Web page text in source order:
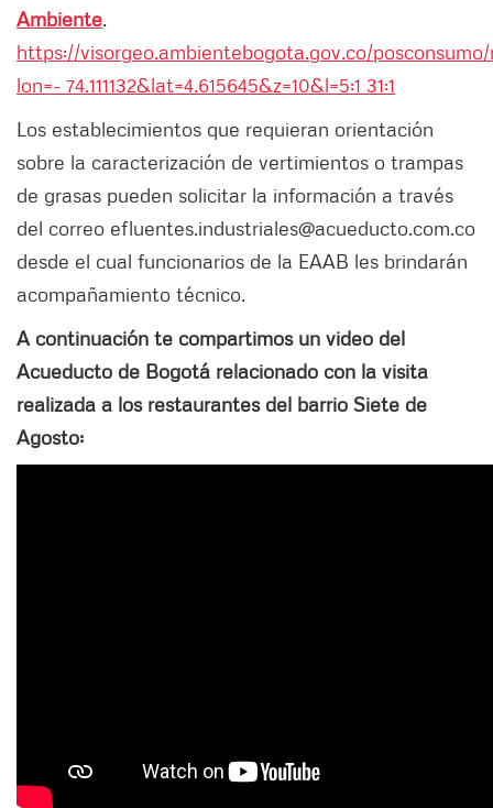
Ambiente.
https://visorgeo.ambientebogota.gov.co/
lon=- 74.111132&lat=4.615645&z=10&l=5:1 31:1
Los establecimientos que requieran orientación
sobre la caracterización de vertimientos o trampas
de grasas pueden solicitar la información a través
del correo efluentes.industriales@acueducto.com.co
desde el cual funcionarios de la EAAB les brindarán
acompañamiento técnico.
A continuación te compartimos un video del
Acueducto de Bogotá relacionado con la visita
realizada a los restaurantes del barrio Siete de
Agosto: